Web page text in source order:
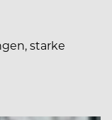
starke